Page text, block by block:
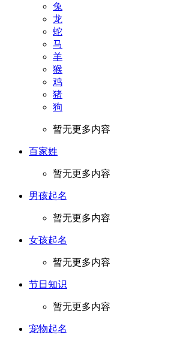
兔
龙
蛇
马
羊
猴
鸡
猪
狗
暂无更多内容
百家姓
暂无更多内容
男孩起名
暂无更多内容
女孩起名
暂无更多内容
节日知识
暂无更多内容
宠物起名